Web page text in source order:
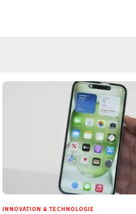
INNOVATION & TECHNOLOGIE